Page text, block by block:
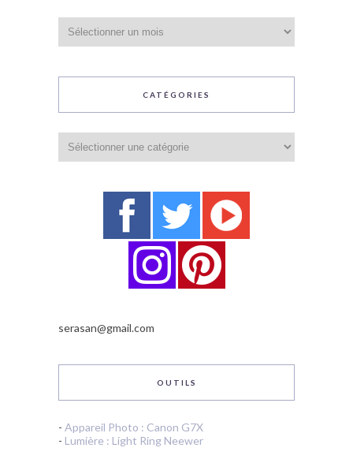
CATÉGORIES
serasan@gmail.com
OUTILS
- Appareil Photo : Canon G7X
- Lumière : Light Ring Neewer